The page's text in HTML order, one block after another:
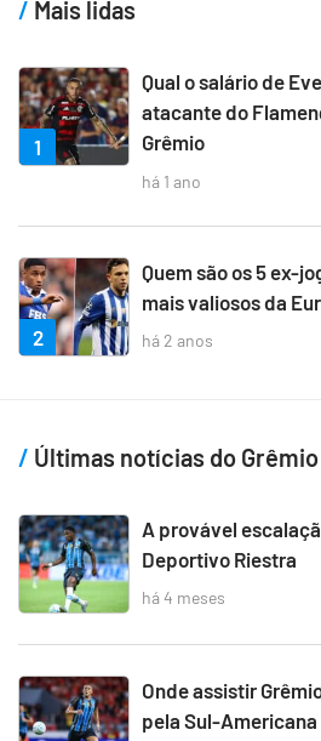
Mais lidas
1
Qual o salário de
atacante do
Grêmio
há 1 ano
2
Quem são os 5 ex-
mais valiosos da
há 2 anos
Últimas notícias do Grêmio
A provável
Deportivo Riestra
há 4 meses
Onde assistir
pela Sul-Americana